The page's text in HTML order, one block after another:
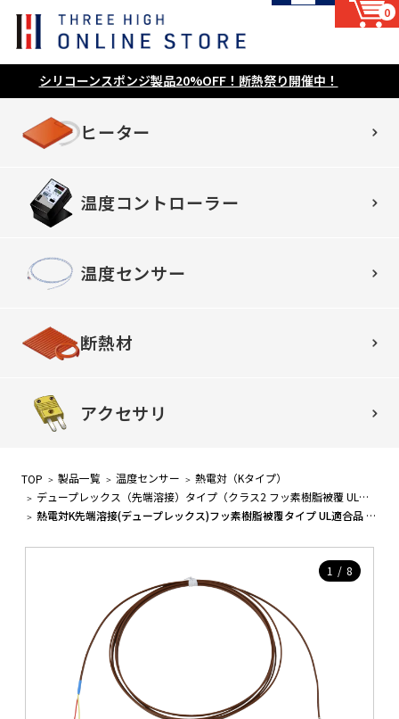
0
シリコーンスポンジ製品20%OFF！断熱祭り開催中！
ヒーター
温度コントローラー
温度センサー
断熱材
アクセサリ
TOP 製品一覧 温度センサー
熱電対（Kタイプ）
デュープレックス（先端溶接）タイプ（クラス2 フッ素樹脂被覆 UL認定品）
熱電対K先端溶接(デュープレックス)フッ素樹脂被覆タイプ UL適合品 TH-8290-20-M
1 / 8